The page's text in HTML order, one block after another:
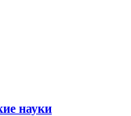
науки